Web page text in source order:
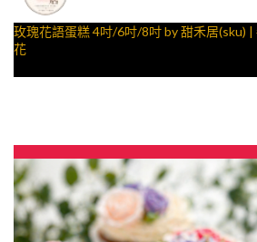
玫瑰花語蛋糕 4吋/6吋/8吋 by 甜禾居(sku) | #我愛你 #母親最愛 #裱
花